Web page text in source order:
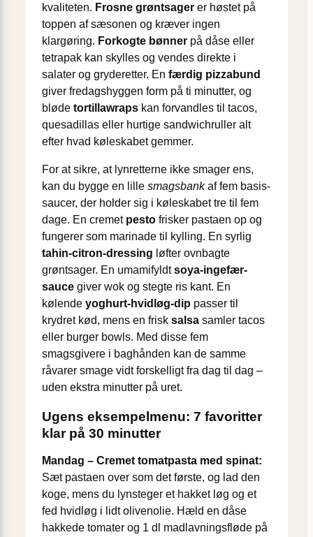
kvaliteten. Frosne grøntsager er høstet på
toppen af sæsonen og kræver ingen
klargøring. Forkogte bønner på dåse eller
tetrapak kan skylles og vendes direkte i
salater og gryderetter. En færdig pizzabund
giver fredagshyggen form på ti minutter, og
bløde tortillawraps kan forvandles til tacos,
quesadillas eller hurtige sandwichruller alt
efter hvad køleskabet gemmer.
For at sikre, at lynretterne ikke smager ens,
kan du bygge en lille smagsbankaf fem basis-
saucer, der holder sig i køleskabet tre til fem
dage. En cremet pesto frisker pastaen op og
fungerer som marinade til kylling. En syrlig
tahin-citron-dressing løfter ovnbagte
grøntsager. En umamifyldtsoya-ingefær-
sauce giver wok og stegte ris kant. En
kølende yoghurt-hvidløg-dip passer til
krydret kød, mens en frisk salsa samler tacos
eller burger bowls. Med disse fem
smagsgivere i baghånden kan de samme
råvarer smage vidt forskelligt fra dag til dag –
uden ekstra minutter på uret.
Ugens eksempelmenu: 7 favoritter
klar på 30 minutter
Mandag – Cremet tomatpasta med spinat:
Sæt pastaen over som det første, og lad den
koge, mens du lynsteger et hakket løg og et
fed hvidløg i lidt olivenolie. Hæld en dåse
hakkede tomater og 1 dl madlavningsfløde på